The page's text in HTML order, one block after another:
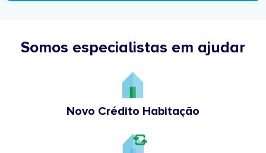
Somos especialistas em ajudar
Novo Crédito Habitação